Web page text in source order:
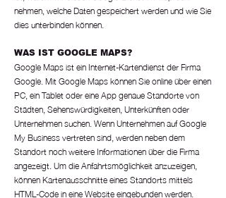
nehmen, welche Daten gespeichert werden und wie Sie
dies unterbinden können.
WAS IST GOOGLE MAPS?
Google Maps ist ein Internet-Kartendienst der Firma
Google. Mit Google Maps können Sie online über einen
PC, ein Tablet oder eine App genaue Standorte von
Städten, Sehenswürdigkeiten, Unterkünften oder
Unternehmen suchen. Wenn Unternehmen auf Google
My Business vertreten sind, werden neben dem
Standort noch weitere Informationen über die Firma
angezeigt. Um die Anfahrtsmöglichkeit anzuzeigen,
können Kartenausschnitte eines Standorts mittels
HTML-Code in eine Website eingebunden werden.